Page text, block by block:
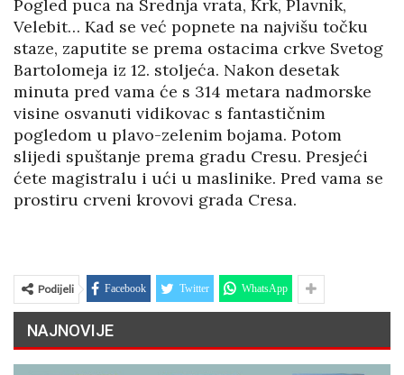
Pogled puca na Srednja vrata, Krk, Plavnik,
Velebit… Kad se već popnete na najvišu točku
staze, zaputite se prema ostacima crkve Svetog
Bartolomeja iz 12. stoljeća. Nakon desetak
minuta pred vama će s 314 metara nadmorske
visine osvanuti vidikovac s fantastičnim
pogledom u plavo-zelenim bojama. Potom
slijedi spuštanje prema gradu Cresu. Presjeći
ćete magistralu i ući u maslinike. Pred vama se
prostiru crveni krovovi grada Cresa.
Podijeli Facebook Twitter WhatsApp
NAJNOVIJE